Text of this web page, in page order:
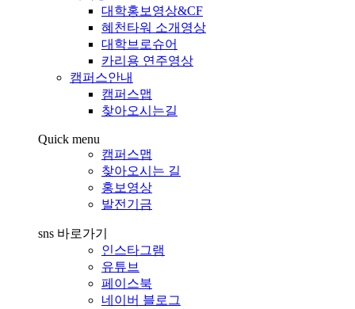
대학홍보영상&CF
혜천타워 소개영상
대학브로슈어
카리용 연주영상
캠퍼스안내
캠퍼스맵
찾아오시는길
Quick menu
캠퍼스맵
찾아오시는 길
홍보영상
발전기금
sns 바로가기
인스타그램
유튜브
페이스북
네이버 블로그